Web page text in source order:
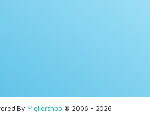
By Migliorshop ® 2006 - 2026